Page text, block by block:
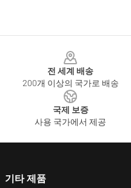
전 세계 배송
200개 이상의 국가로 배송
국제 보증
사용 국가에서 제공
기타 제품